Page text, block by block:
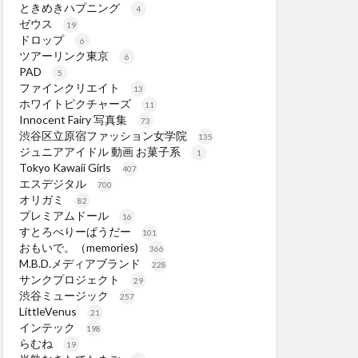
ときめきハプニング 4
ゼウス 19
ドロップ 6
ツアーリンク東京 6
PAD 5
ファインクリエイト 13
ホワイトピクチャーズ 11
Innocent Fairy 写真集 73
渋谷区立原宿ファッション女学院 135
ジュニアアイドル 動画 お菓子系 1
Tokyo Kawaii Girls 407
エスデジタル 700
オリガミ 82
プレミアムドール 16
すとろべりーぱうだー 101
おもいで。（memories) 366
M.B.D.メディアブランド 228
サンクプロジェクト 29
渋谷ミュージック 257
LittleVenus 21
インテック 198
らむね 19